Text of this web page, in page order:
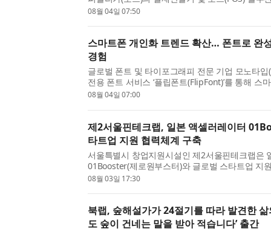
이스(대표 최재호)와 함께 지역사랑상품권 결제
08월 04일 07:50
스마트폰 개인화 트렌드 확산… 폰트로 완
경험
글로벌 폰트 및 타이포그래피 전문 기업 모노타
전용 폰트 서비스 ‘플립폰트(FlipFont)’를 통해 스
경험을 확대하고 있다고 밝혔다. 스마트폰은 단
08월 04일 07:00
제2서울핀테크랩, 일본 액셀러레이터
타트업 지원 협력체계 구축
서울특별시 창업지원시설인 제2서울핀테크랩은
01Booster(제로원부스터)와 글로벌 스타트업 지
활성화를 위한 업무협약(MOU)을 체결했다고 밝
08월 03일 17:30
북랩, 숲해설가가 24절기를 따라 발견한 삶
도 숲이 건네는 말을 받아 적습니다’ 출간